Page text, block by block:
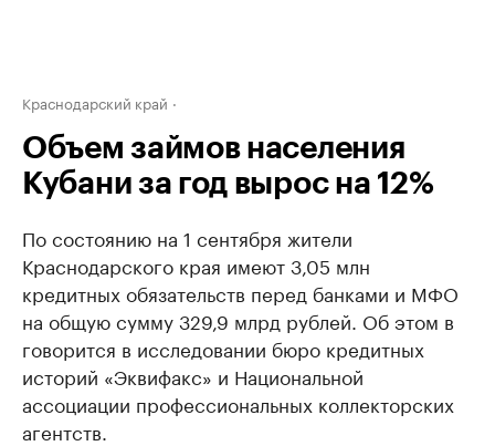
Краснодарский край
Объем займов населения
Кубани за год вырос на 12%
По состоянию на 1 сентября жители
Краснодарского края имеют 3,05 млн
кредитных обязательств перед банками и МФО
на общую сумму 329,9 млрд рублей. Об этом в
говорится в исследовании бюро кредитных
историй «Эквифакс» и Национальной
ассоциации профессиональных коллекторских
агентств.